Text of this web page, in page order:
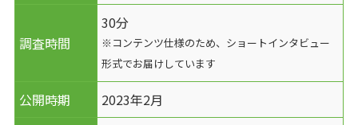
調査時間
30分
※コンテンツ仕様のため、ショートインタビュー
形式でお届けしています
公開時期
2023年2月